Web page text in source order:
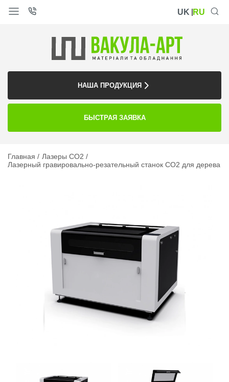
UK RU
НАША ПРОДУКЦИЯ
БЫСТРАЯ ЗАЯВКА
Главная
Лазеры CO2
Лазерный гравировально-резательный станок CO2 для дерева